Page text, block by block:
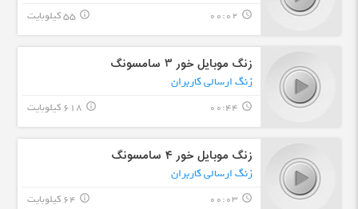
query_builder
00:02 55 کیلوبایت info_outline
زنگ موبایل خور ۳ سامسونگ
زنگ ارسالی کاربران
query_builder
00:44 618 کیلوبایت info_outline
زنگ موبایل خور ۴ سامسونگ
زنگ ارسالی کاربران
query_builder
00:03 64 کیلوبایت info_outline